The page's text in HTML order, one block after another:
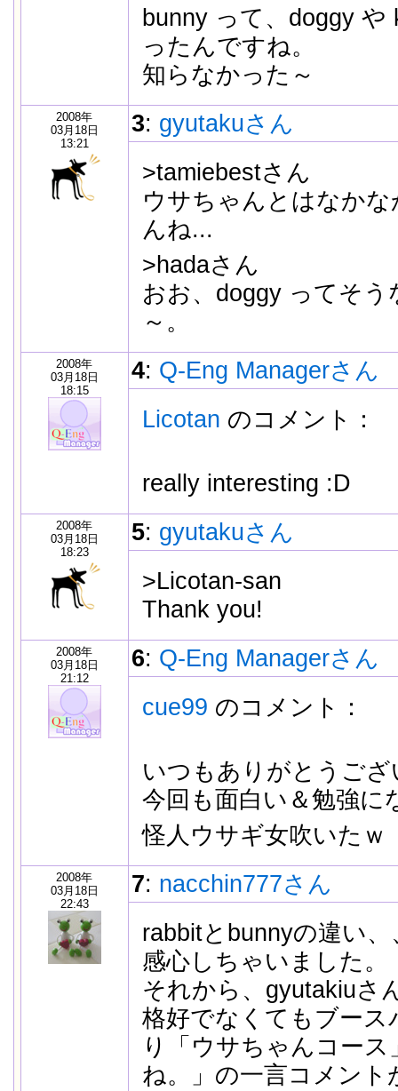
bunny って、doggy
ったんですね。
知らなかった～
2008年
03月18日
13:21
3: gyutakuさん
>tamiebestさん
ウサちゃんとはなか
んね...
>hadaさん
おお、doggy ってそ
～。
2008年
03月18日
18:15
4: Q-Eng Managerさん
Licotan のコメント：
really interesting :D
2008年
03月18日
18:23
5: gyutakuさん
>Licotan-san
Thank you!
2008年
03月18日
21:12
6: Q-Eng Managerさん
cue99 のコメント：
いつもありがとうござ
今回も面白い＆勉強に
怪人ウサギ女吹いたｗ
2008年
03月18日
22:43
7: nacchin777さん
rabbitとbunnyの違い
感心しちゃいました。
それから、gyutakiuさ
格好でなくてもブース
り「ウサちゃんコー
ね。」の一言コメント